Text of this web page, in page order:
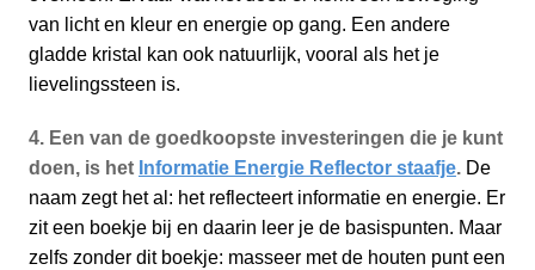
van licht en kleur en energie op gang. Een andere
gladde kristal kan ook natuurlijk, vooral als het je
lievelingssteen is.
4. Een van de goedkoopste investeringen die je kunt
doen, is het Informatie Energie Reflector staafje.De
naam zegt het al: het reflecteert informatie en energie. Er
zit een boekje bij en daarin leer je de basispunten. Maar
zelfs zonder dit boekje: masseer met de houten punt een